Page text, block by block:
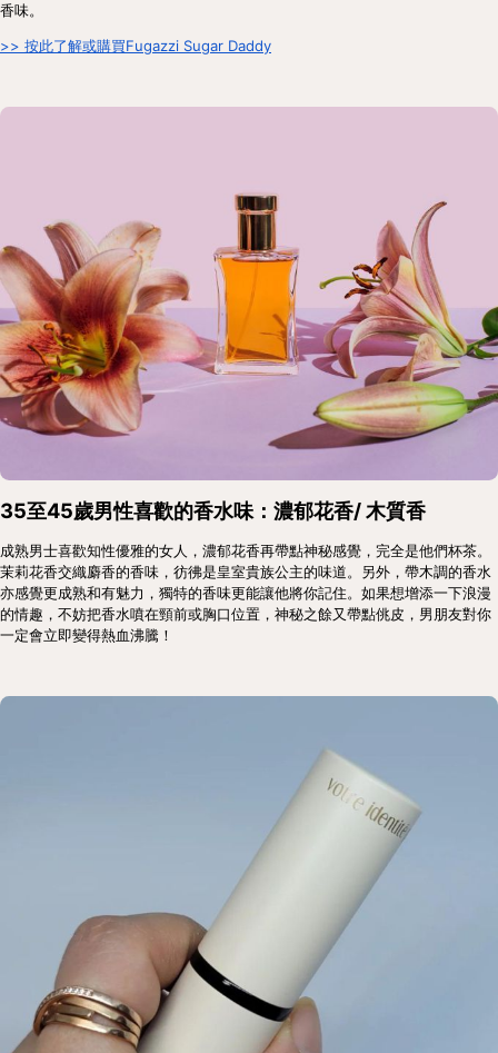
香味。
>> 按此了解或購買Fugazzi Sugar Daddy
35至45歲男性喜歡的香水味：濃郁花香/ 木質香
成熟男士喜歡知性優雅的女人，濃郁花香再帶點神秘感覺，完全是他們杯茶。
茉莉花香交織麝香的香味，彷彿是皇室貴族公主的味道。另外，帶木調的香水
亦感覺更成熟和有魅力，獨特的香味更能讓他將你記住。如果想增添一下浪漫
的情趣，不妨把香水噴在頸前或胸口位置，神秘之餘又帶點佻皮，男朋友對你
一定會立即變得熱血沸騰！